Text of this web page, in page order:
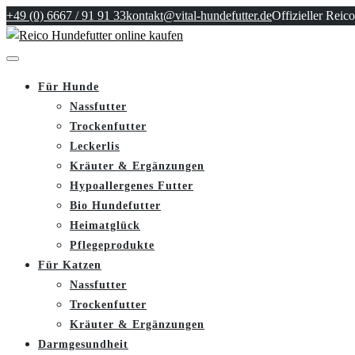
+49 (0) 6667 / 91 91 33kontakt@vital-hundefutter.deOffizieller
Für Hunde
Nassfutter
Trockenfutter
Leckerlis
Kräuter & Ergänzungen
Hypoallergenes Futter
Bio Hundefutter
Heimatglück
Pflegeprodukte
Für Katzen
Nassfutter
Trockenfutter
Kräuter & Ergänzungen
Darmgesundheit